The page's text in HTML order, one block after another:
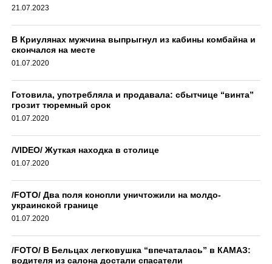
21.07.2023
В Криулянах мужчина выпрыгнул из кабины комбайна и
скончался на месте
01.07.2020
Готовила, употребляла и продавала: сбытчице “винта”
грозит тюремный срок
01.07.2020
/VIDEO/ Жуткая находка в столице
01.07.2020
/FOTO/ Два поля конопли уничтожили на молдо-
украинской границе
01.07.2020
/FOTO/ В Бельцах легковушка “впечаталась” в КАМАЗ:
водителя из салона достали спасатели